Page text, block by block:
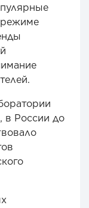
, в России до